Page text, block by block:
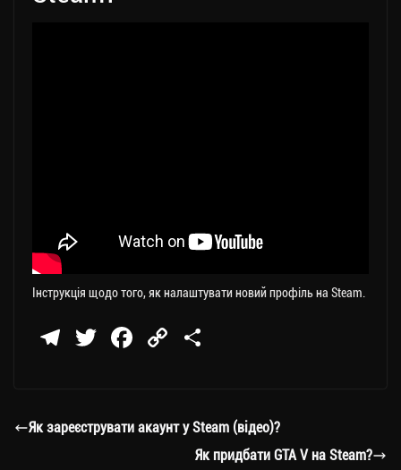
Інструкція щодо того, як налаштувати новий профіль на Steam.
Te
a
T
er
Fa
ok
C
Li
nk
ли
ти
Як зареєструвати акаунт у Steam (відео)?
Як придбати GTA V на Steam?